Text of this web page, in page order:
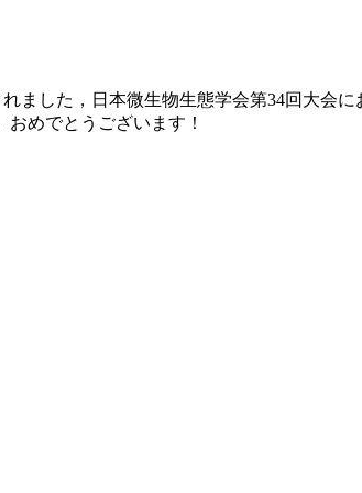
ました，日本微生物生態学会第34回大会
おめでとうございます！